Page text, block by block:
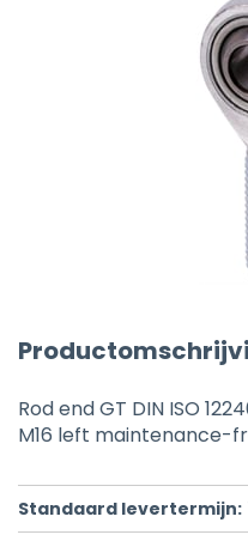
Rod end GT DIN ISO
M16 left maintenance-
Standaard levertermijn: